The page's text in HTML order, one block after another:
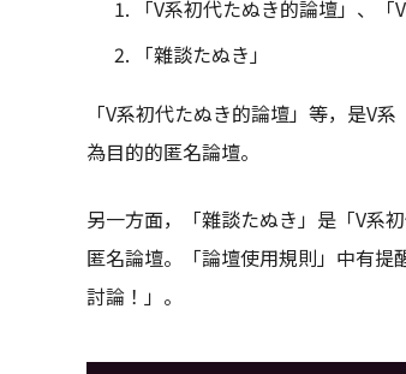
「V系初代たぬき的論壇」、
「雜談たぬき」
「V系初代たぬき的論壇」等，是V
為目的的匿名論壇。
另一方面，「雜談たぬき」是「V系
匿名論壇。「論壇使用規則」中有
討論！」。